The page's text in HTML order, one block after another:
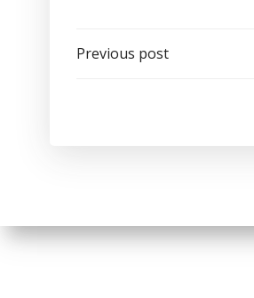
แนะแนว
Previous post